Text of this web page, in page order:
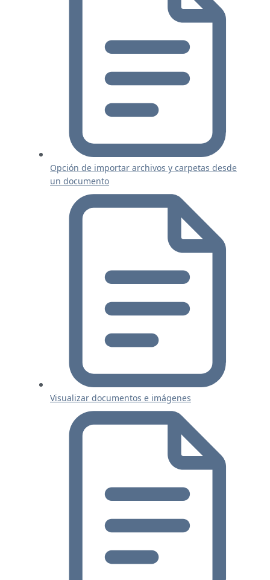
Opción de importar archivos y carpetas desde
un documento
Visualizar documentos e imágenes